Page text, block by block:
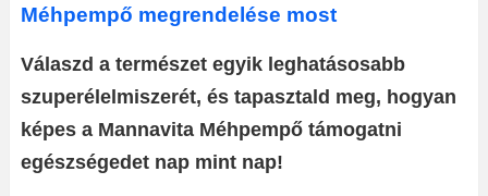
Méhpempő megrendelése most
Válaszd a természet egyik leghatásosabb
szuperélelmiszerét, és tapasztald meg, hogyan
képes a Mannavita Méhpempő támogatni
egészségedet nap mint nap!